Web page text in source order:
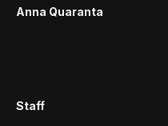
Anna Quaranta
Staff